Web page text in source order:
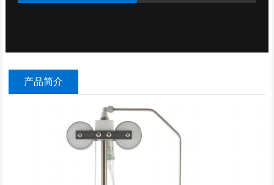
产品简介